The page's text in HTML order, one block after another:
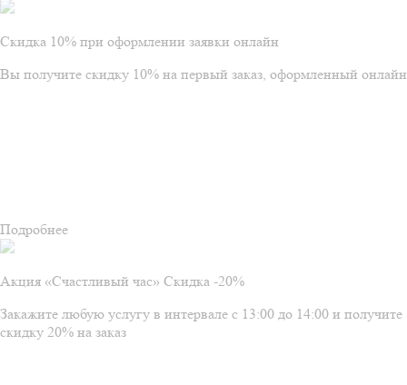
Скидка 10% при оформлении заявки онлайн
Вы получите скидку 10% на первый заказ, оформленный онлайн
Подробнее
Акция «Счастливый час» Скидка -20%
Закажите любую услугу в интервале с 13:00 до 14:00 и получите
скидку 20% на заказ